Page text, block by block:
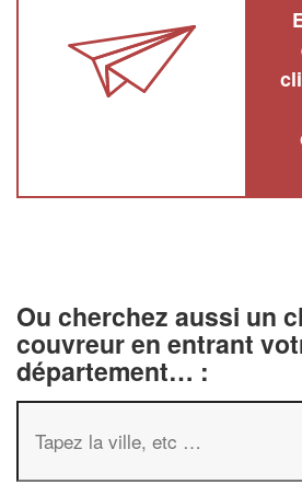
Ou cherchez aussi un
couvreur en entrant
département… :